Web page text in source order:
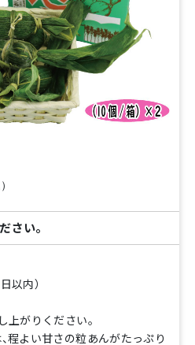
さい。
以内）
がりください。
程よい甘さの粒あんがたっぷり